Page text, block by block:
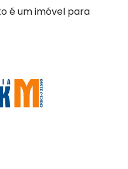
é um imóvel para